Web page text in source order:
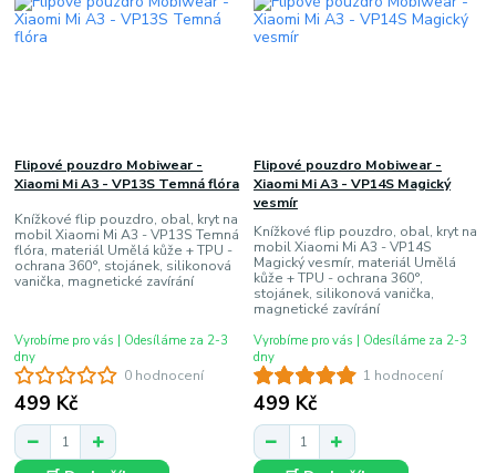
0 hodnocení
Flipové pouzdro Mobiwear -
Xiaomi Mi A3 - VP13S Temná flóra
Knížkové flip pouzdro, obal, kryt na
mobil Xiaomi Mi A3 - VP13S Temná
flóra, materiál Umělá kůže + TPU -
ochrana 360°, stojánek, silikonová
vanička, magnetické zavírání
499 Kč
Vyrobíme pro vás | Odesíláme za 2-3
dny
1 hodnocení
Flipové pouzdro Mobiwear -
Xiaomi Mi A3 - VP14S Magický
vesmír
Knížkové flip pouzdro, obal, kryt na
mobil Xiaomi Mi A3 - VP14S
Magický vesmír, materiál Umělá
kůže + TPU - ochrana 360°,
stojánek, silikonová vanička,
magnetické zavírání
499 Kč
Vyrobíme pro vás | Odesíláme za 2-3
dny